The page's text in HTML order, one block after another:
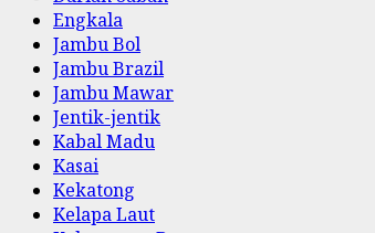
Engkala
Jambu Bol
Jambu Brazil
Jambu Mawar
Jentik-jentik
Kabal Madu
Kasai
Kekatong
Kelapa Laut